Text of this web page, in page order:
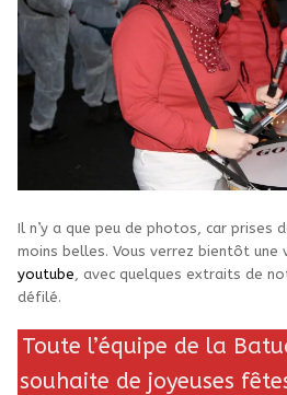
Il n’y a que peu de photos, car prises
moins belles. Vous verrez bientôt une
youtube, avec quelques extraits de
défilé.
Toute l’équipe de la
souhaite de joyeuses